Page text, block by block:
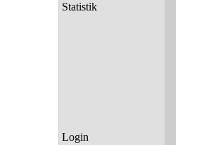
Statistik
Login